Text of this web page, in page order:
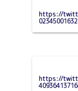
https://
https://